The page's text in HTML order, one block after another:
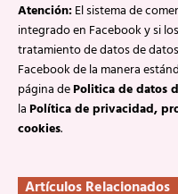
Atención:El sistema de
integrado en Facebook y si
tratamiento de datos de
Facebook de la manera
página dePolitica de datos
laPolítica de privacidad,
cookies.
Artículos Relacionados